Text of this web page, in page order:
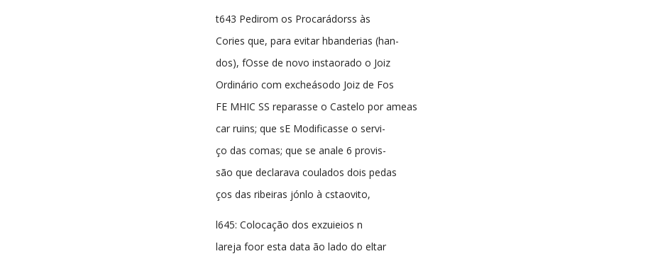
t643 Pedirom os Procarádorss às
Cories que, para evitar hbanderias (han-
dos), fOsse de novo instaorado o Joiz
Ordinário com excheásodo Joiz de Fos
FE MHIC SS reparasse o Castelo por ameas
car ruins; que sE Modificasse o servi-
ço das comas; que se anale 6 provis-
são que declarava coulados dois pedas
ços das ribeiras jónlo à cstaovito,
l645: Colocação dos exzuieios n
lareja foor esta data ão lado do eltar